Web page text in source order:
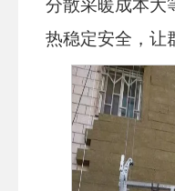
分散采暖成本大
热稳定安全，让